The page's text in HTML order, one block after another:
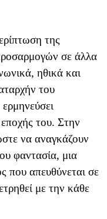
της
σε άλλα
ηθικά και
του
του. Στην
να αναγκάζουν
φαντασία, μια
που απευθύνεται σε
με την κάθε